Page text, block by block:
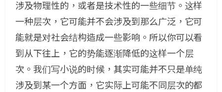
涉及物理性的，或者是技术性的一些细节。这样
一种层次，它可能并不会涉及到那么广泛，它可
能就是对社会结构造成一些影响。所以你可以看
到从下往上，它的势能逐渐降低的这样一个层
次。我们写小说的时候，其实可能并不只是单纯
涉及到某一个方面，它实际上可能不同层次的都